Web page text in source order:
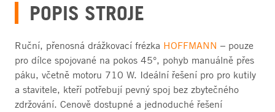
POPIS STROJE
Ruční, přenosná drážkovací frézka HOFFMANN – pouze
pro dílce spojované na pokos 45°, pohyb manuálně přes
páku, včetně motoru 710 W. Ideální řešení pro pro kutily
a stavitele, kteří potřebují pevný spoj bez zbytečného
zdržování. Cenově dostupné a jednoduché řešení